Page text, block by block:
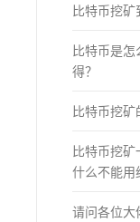
比特币挖矿
比特币是
得？
比特币挖矿
比特币挖矿
什么不能用
请问各位大